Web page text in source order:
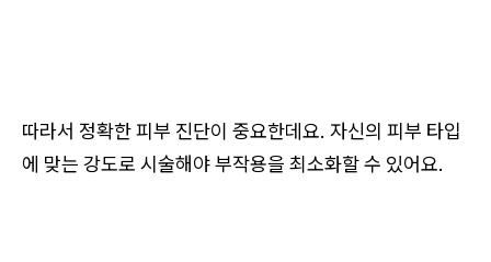
따라서 정확한 피부 진단이 중요한데요. 자신의 피부 타입
에 맞는 강도로 시술해야 부작용을 최소화할 수 있어요.